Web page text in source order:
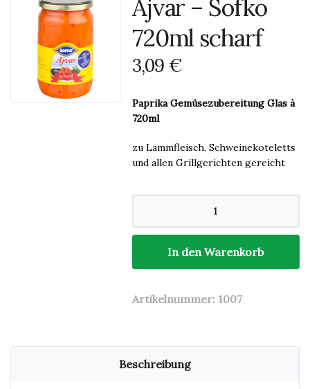
Ajvar – Sofko
720ml scharf
3,09 €
Paprika Gemüsezubereitung Glas à
720ml
zu Lammfleisch, Schweinekoteletts
und allen Grillgerichten gereicht
Ajvar
720ml
MengeIn den Warenkorb
Artikelnummer: 1007
Beschreibung